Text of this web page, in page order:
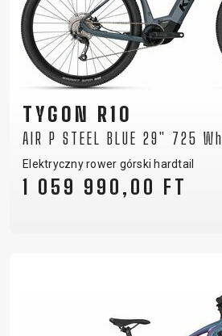
TYGON R10
AIR P STEEL BLUE 29" 725 Wh
Elektryczny rower górski hardtail
1 059 990,00 FT